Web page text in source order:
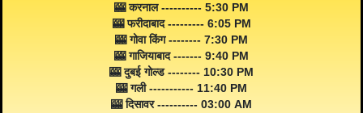
🎰 करनाल ---------- 5:30 PM
🎰 फरीदाबाद --------- 6:05 PM
🎰 गोवा किंग -------- 7:30 PM
🎰 गाजियाबाद ------- 9:40 PM
🎰 दुबई गोल्ड -------- 10:30 PM
🎰 गली ----------- 11:40 PM
🎰 दिसावर ---------- 03:00 AM